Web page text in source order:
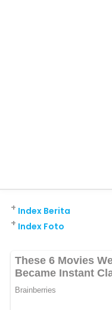
Index Berita
+
Index Foto
+